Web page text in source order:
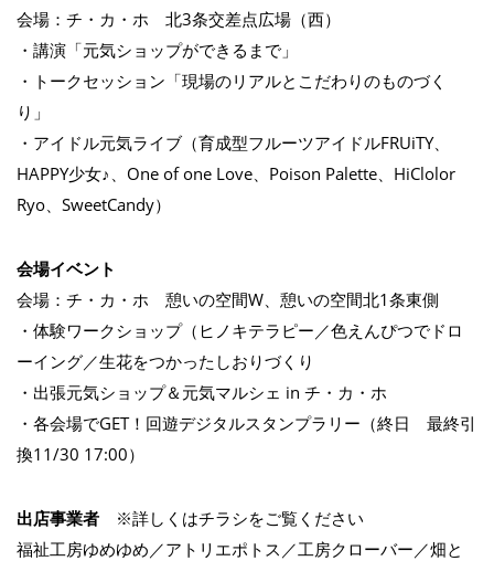
会場：チ・カ・ホ 北3条交差点広場（西）
・講演「元気ショップができるまで」
・トークセッション「現場のリアルとこだわりのものづく
り」
・アイドル元気ライブ（育成型フルーツアイドルFRUiTY、
HAPPY少女♪、One of one Love、Poison Palette、HiClolor
Ryo、SweetCandy）
会場イベント
会場：チ・カ・ホ 憩いの空間W、憩いの空間北1条東側
・体験ワークショップ（ヒノキテラピー／色えんぴつでドロ
ーイング／生花をつかったしおりづくり
・出張元気ショップ＆元気マルシェ in チ・カ・ホ
・各会場でGET！回遊デジタルスタンプラリー（終日 最終引
換11/30 17:00）
出店事業者 ※詳しくはチラシをご覧ください
福祉工房ゆめゆめ／アトリエポトス／工房クローバー／畑と